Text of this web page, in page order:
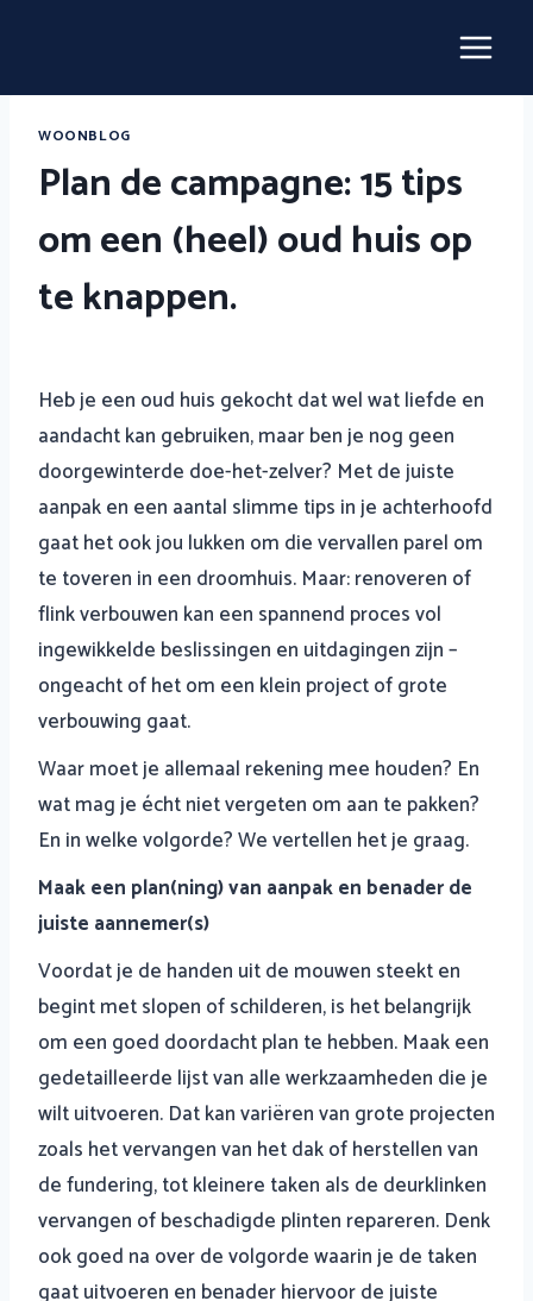
inhoud
WOONBLOG
Plan de campagne: 15 tips
om een (heel) oud huis op
te knappen.
Heb je een oud huis gekocht dat wel wat liefde en
aandacht kan gebruiken, maar ben je nog geen
doorgewinterde doe-het-zelver? Met de juiste
aanpak en een aantal slimme tips in je achterhoofd
gaat het ook jou lukken om die vervallen parel om
te toveren in een droomhuis. Maar: renoveren of
flink verbouwen kan een spannend proces vol
ingewikkelde beslissingen en uitdagingen zijn –
ongeacht of het om een klein project of grote
verbouwing gaat.
Waar moet je allemaal rekening mee houden? En
wat mag je écht niet vergeten om aan te pakken?
En in welke volgorde? We vertellen het je graag.
Maak een plan(ning) van aanpak en benader de
juiste aannemer(s)
Voordat je de handen uit de mouwen steekt en
begint met slopen of schilderen, is het belangrijk
om een goed doordacht plan te hebben. Maak een
gedetailleerde lijst van alle werkzaamheden die je
wilt uitvoeren. Dat kan variëren van grote projecten
zoals het vervangen van het dak of herstellen van
de fundering, tot kleinere taken als de deurklinken
vervangen of beschadigde plinten repareren. Denk
ook goed na over de volgorde waarin je de taken
gaat uitvoeren en benader hiervoor de juiste